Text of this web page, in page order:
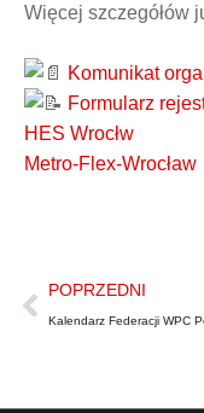
Więcej szczegółów
Komunikat
Formularz
HES Wrocłw
Metro-Flex-Wrocław
POPRZEDNI